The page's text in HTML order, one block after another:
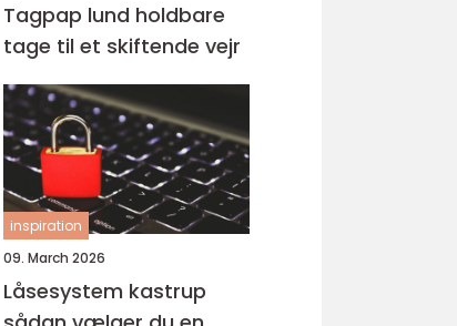
Tagpap lund holdbare
tage til et skiftende vejr
inspiration
09. March 2026
Låsesystem kastrup